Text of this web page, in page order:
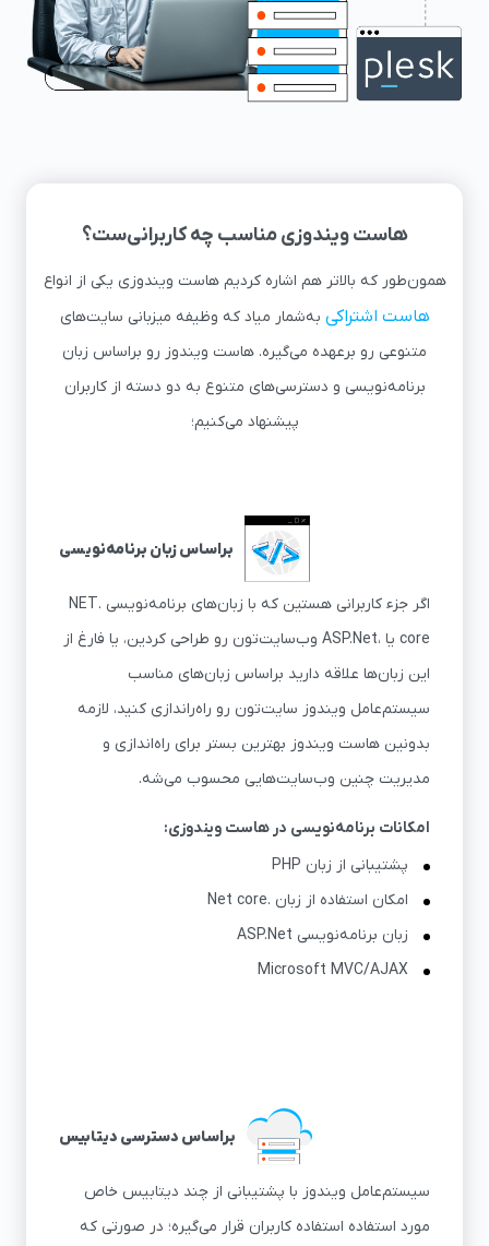
هاست ویندوزی مناسب چه کاربرانی‌ست؟
همون‌طور که بالاتر هم اشاره کردیم هاست ویندوزی یکی از انواع
هاست اشتراکی به‌شمار میاد که وظیفه میزبانی سایت‌های
متنوعی رو برعهده می‌گیره. هاست ویندوز رو براساس زبان
برنامه‌نویسی و دسترسی‌های متنوع به دو دسته از کاربران
پیشنهاد می‌کنیم؛
براساس زبان برنامه‌نویسی
اگر جزء کاربرانی هستین که با زبان‌های برنامه‌نویسی .NET
core یا ،ASP.Net وب‌سایت‌تون رو طراحی کردین، یا فارغ از
این زبان‌ها علاقه دارید براساس زبان‌های مناسب
سیستم‌عامل ویندوز سایت‌تون رو راه‌راندازی کنید، لازمه
بدونین هاست ویندوز بهترین بستر برای راه‌اندازی و
مدیریت چنین وب‌سایت‌هایی محسوب می‌شه.
امکانات برنامه‌نویسی در هاست ویندوزی:
پشتیبانی از زبان PHP
امکان استفاده از زبان .Net core
زبان برنامه‌نویسی ASP.Net
Microsoft MVC/AJAX
براساس دسترسی دیتابیس
سیستم‌عامل ویندوز با پشتیبانی از چند دیتابیس خاص
مورد استفاده استفاده کاربران قرار می‌گیره؛ در صورتی که